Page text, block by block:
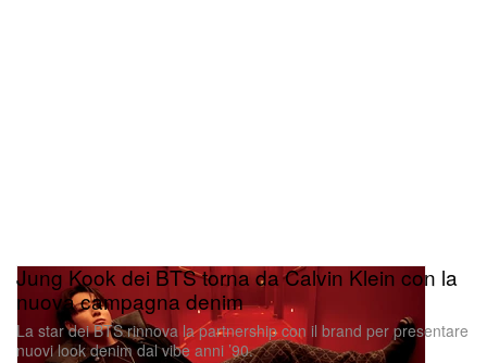
Jung Kook dei BTS torna da Calvin Klein con la
nuova campagna denim
La star dei BTS rinnova la partnership con il brand per presentare
nuovi look denim dal vibe anni ’90.